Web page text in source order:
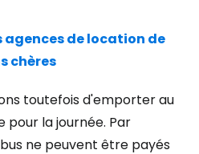
agences de location de
chères
toutefois d'emporter au
pour la journée. Par
ne peuvent être payés